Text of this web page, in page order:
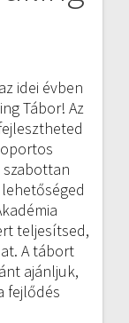
idei évben
Tábor! Az
teljesítsed,
A tábort
ajánljuk,
fejlődés